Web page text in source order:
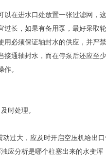
在进水口处放置一张过滤网，
长，如果有备用泵，最好采取
必须保证轴封水的供应，并严
通轴封水，而在停泵后还应至
。
时处理。
过大，应及时开启空压机给出口
应分析是哪个柱塞出来的水变浑